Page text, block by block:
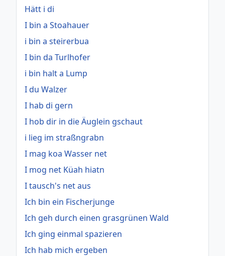
Hätt i di
I bin a Stoahauer
i bin a steirerbua
I bin da Turlhofer
i bin halt a Lump
I du Walzer
I hab di gern
I hob dir in die Äuglein gschaut
i lieg im straßngrabn
I mag koa Wasser net
I mog net Küah hiatn
I tausch's net aus
Ich bin ein Fischerjunge
Ich geh durch einen grasgrünen Wald
Ich ging einmal spazieren
Ich hab mich ergeben